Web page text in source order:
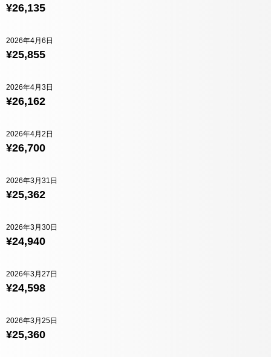
¥26,135
¥25,855
2026年4月6日
¥26,162
2026年4月3日
¥26,700
2026年4月2日
¥25,362
2026年3月31日
¥24,940
2026年3月30日
¥24,598
2026年3月27日
¥25,360
2026年3月25日